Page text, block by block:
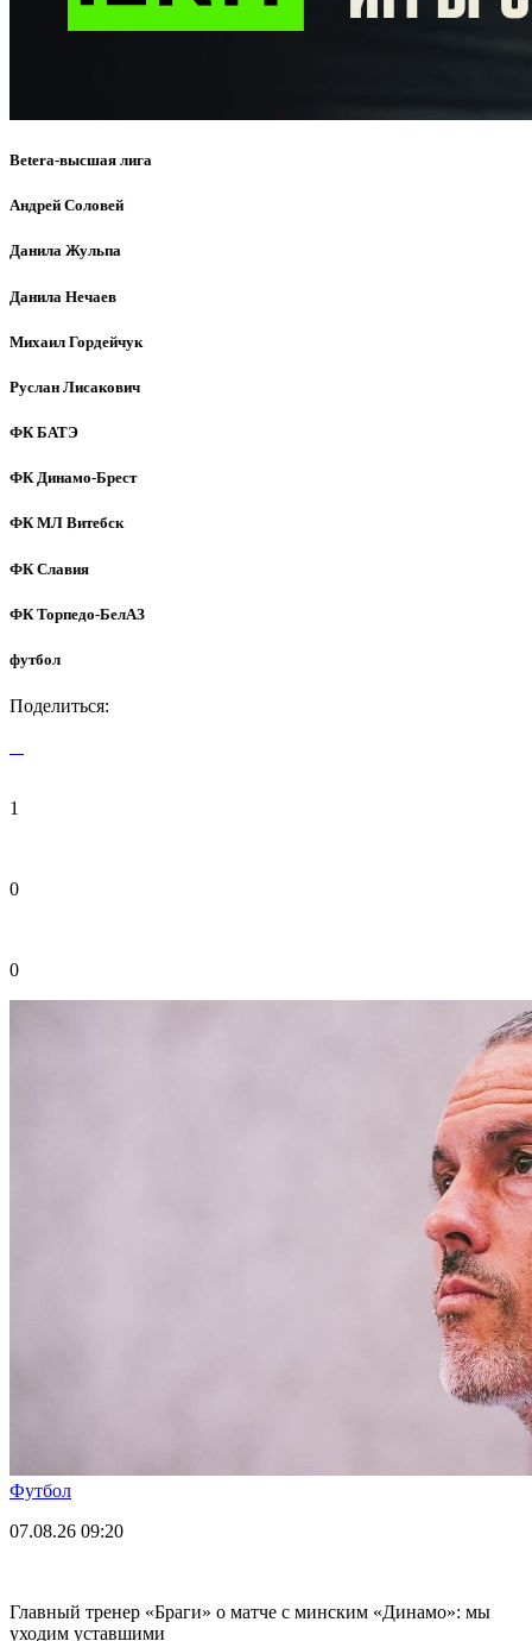
Betera-высшая лига
Андрей Соловей
Данила Жульпа
Данила Нечаев
Михаил Гордейчук
Руслан Лисакович
ФК БАТЭ
ФК Динамо-Брест
ФК МЛ Витебск
ФК Славия
ФК Торпедо-БелАЗ
футбол
Поделиться:
1
0
0
Футбол
07.08.26 09:20
Главный тренер «Браги» о матче с минским «Динамо»: мы
уходим уставшими